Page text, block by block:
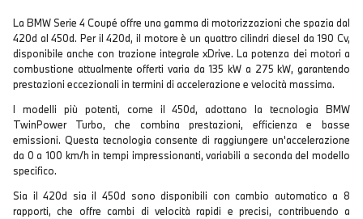
La BMW Serie 4 Coupé offre una gamma di motorizzazioni che spazia dal
420d al 450d. Per il 420d, il motore è un quattro cilindri diesel da 190 Cv,
disponibile anche con trazione integrale xDrive. La potenza dei motori a
combustione attualmente offerti varia da 135 kW a 275 kW, garantendo
prestazioni eccezionali in termini di accelerazione e velocità massima.
I modelli più potenti, come il 450d, adottano la tecnologia BMW
TwinPower Turbo, che combina prestazioni, efficienza e basse
emissioni. Questa tecnologia consente di raggiungere un'accelerazione
da 0 a 100 km/h in tempi impressionanti, variabili a seconda del modello
specifico.
Sia il 420d sia il 450d sono disponibili con cambio automatico a 8
rapporti, che offre cambi di velocità rapidi e precisi, contribuendo a